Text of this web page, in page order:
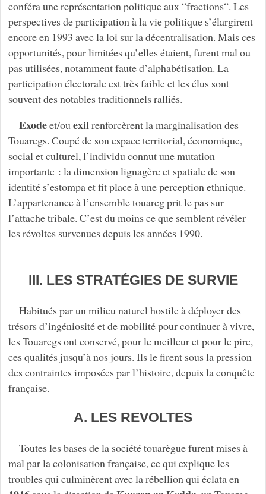
conféra une représentation politique aux “fractions“. Les
perspectives de participation à la vie politique s’élargirent
encore en 1993 avec la loi sur la décentralisation. Mais ces
opportunités, pour limitées qu’elles étaient, furent mal ou
pas utilisées, notamment faute d’alphabétisation. La
participation électorale est très faible et les élus sont
souvent des notables traditionnels ralliés.
Exodeet/ouexilrenforcèrent la marginalisation des
Touaregs. Coupé de son espace territorial, économique,
social et culturel, l’individu connut une mutation
importante : la dimension lignagère et spatiale de son
identité s’estompa et fit place à une perception ethnique.
L’appartenance à l’ensemble touareg prit le pas sur
l’attache tribale. C’est du moins ce que semblent révéler
les révoltes survenues depuis les années 1990.
III. LES STRATÉGIES DE SURVIE
Habitués par un milieu naturel hostile à déployer des
trésors d’ingéniosité et de mobilité pour continuer à vivre,
les Touaregs ont conservé, pour le meilleur et pour le pire,
ces qualités jusqu’à nos jours. Ils le firent sous la pression
des contraintes imposées par l’histoire, depuis la conquête
française.
A. LES REVOLTES
Toutes les bases de la société touarègue furent mises à
mal par la colonisation française, ce qui explique les
troubles qui culminèrent avec la rébellion qui éclata en